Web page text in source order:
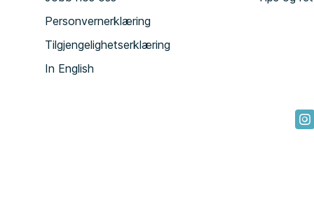
Personvernerklæring
Tilgjengelighetserklæring
In English